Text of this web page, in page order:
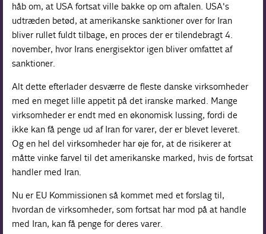
håb om, at USA fortsat ville bakke op om aftalen. USA's
udtræden betød, at amerikanske sanktioner over for Iran
bliver rullet fuldt tilbage, en proces der er tilendebragt 4.
november, hvor Irans energisektor igen bliver omfattet af
sanktioner.
Alt dette efterlader desværre de fleste danske virksomheder
med en meget lille appetit på det iranske marked. Mange
virksomheder er endt med en økonomisk lussing, fordi de
ikke kan få penge ud af Iran for varer, der er blevet leveret.
Og en hel del virksomheder har øje for, at de risikerer at
måtte vinke farvel til det amerikanske marked, hvis de fortsat
handler med Iran.
Nu er EU Kommissionen så kommet med et forslag til,
hvordan de virksomheder, som fortsat har mod på at handle
med Iran, kan få penge for deres varer.